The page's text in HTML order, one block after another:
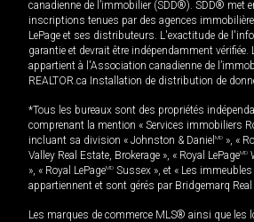
canadienne de l’immobilier (SDD®). SDD® met
inscriptions tenues par des agences
LePage et ses distributeurs. L'exactitude de
garantie et devrait être indépendamment
appartient à l'Association canadienne de
REALTOR.ca Installation de distribution de
*Tous les bureaux sont des propriétés
comprenant la mention « Services immobiliers
incluant sa division « Johnston & Daniel MD », «
Valley Real Estate, Brokerage », « Royal LePageMD
», « Royal LePageMD Sussex », et « Les
appartiennent et sont gérés par Bridgemarq Real
Les marques de commerce MLS® ainsi que les